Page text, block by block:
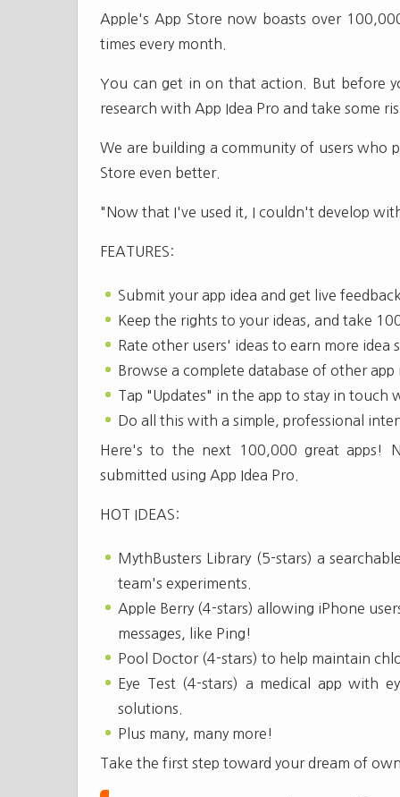
Apple's App Store now boasts over
times every month.
You can get in on that action. But before
research with App Idea Pro and take some
We are building a community of users who
Store even better.
"Now that I've used it, I couldn't develop
FEATURES:
Submit your app idea and get live
Keep the rights to your ideas, and take
Rate other users' ideas to earn more idea
Browse a complete database of other
Tap "Updates" in the app to stay in
Do all this with a simple, professional
Here's to the next 100,000 great apps!
submitted using App Idea Pro.
HOT IDEAS:
MythBusters Library (5-stars) a
team's experiments.
Apple Berry (4-stars) allowing iPhone
messages, like Ping!
Pool Doctor (4-stars) to help maintain
Eye Test (4-stars) a medical app with
solutions.
Plus many, many more!
Take the first step toward your dream of